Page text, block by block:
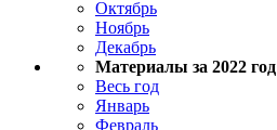
Октябрь
Ноябрь
Декабрь
Материалы за 2022 год
Весь год
Январь
Февраль